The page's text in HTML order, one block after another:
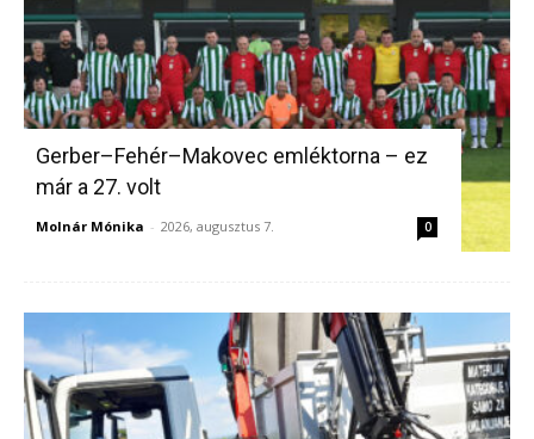
Gerber–Fehér–Makovec emléktorna – ez
már a 27. volt
Molnár Mónika - 2026, augusztus 7. 0